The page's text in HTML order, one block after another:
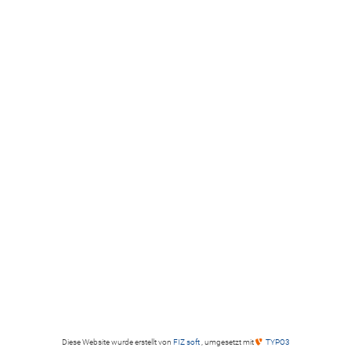
Diese Website wurde erstellt von FIZ soft , umgesetzt mit TYPO3